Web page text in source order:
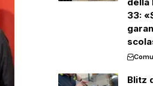
33:
Blitz